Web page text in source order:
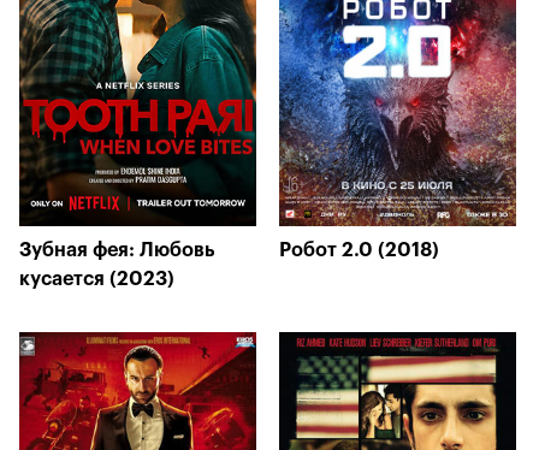
Зубная фея: Любовь
кусается (2023)
Робот 2.0 (2018)